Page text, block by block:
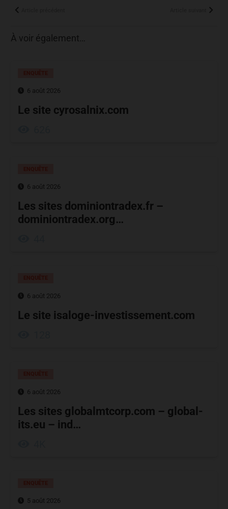
À voir également…
6 août 2026
Le site cyrosalnix.com
6 août 2026
Les sites dominiontradex.fr –
dominiontradex.org…
6 août 2026
Le site isaloge-investissement.com
6 août 2026
Les sites globalmtcorp.com – global-
its.eu – ind…
5 août 2026